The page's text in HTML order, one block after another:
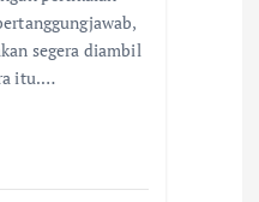
segera diambil
itu.…